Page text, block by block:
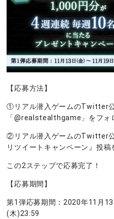
【応募方法】
①リアル潜入ゲームのTwitter
「@realstealthgame」をフォ
②リアル潜入ゲームのTwitter
リツイートキャンペーン』投稿
この2ステップで応募完了！
【応募期間】
第1弾応募期間：2020年11月
(木)23:59